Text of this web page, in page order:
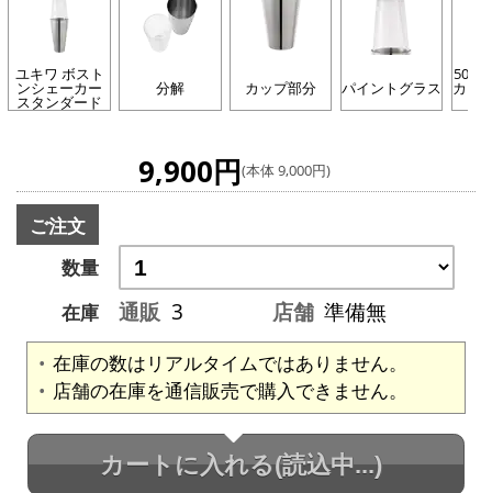
ユキワ ボスト
ンシェーカー
スタンダード
分解 カップ部分 パイントグラス カー
9,900円(本体 9,000円)
ご注文
数量
在庫
通販 3 店舗 準備無
在庫の数はリアルタイムではありません。
店舗の在庫を通信販売で購入できません。
カートに入れる(読込中...)